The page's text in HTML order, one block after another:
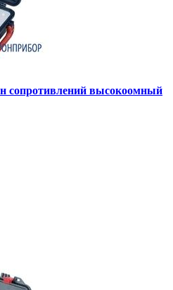
сопротивлений высокоомный